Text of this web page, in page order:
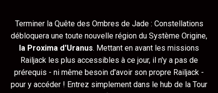
Terminer la Quête des Ombres de Jade : Constellations
débloquera une toute nouvelle région du Système Origine,
la Proxima d'Uranus. Mettant en avant les missions
Railjack les plus accessibles à ce jour, il n'y a pas de
prérequis - ni même besoin d'avoir son propre Railjack -
pour y accéder ! Entrez simplement dans le hub de la Tour